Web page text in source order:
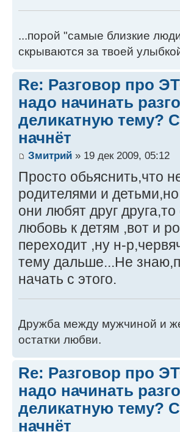
...порой "самые близкие
скрываются за твоей
Re: Разговор про
надо начинать
деликатную тему?
начнёт
Змитрий » 19 дек 2009, 05:12
Просто обьяснить,что
родителями и
они любят друг
любовь к детям ,вот и
переходит ,ну н-
тему дальше...Не
начать с этого.
Дружба между мужчиной и
остатки любви.
Re: Разговор про
надо начинать
деликатную тему?
начнёт